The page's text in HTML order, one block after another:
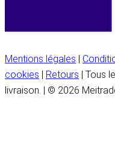
Mentions légales |
cookies | Retours | Tous
livraison. | © 2026